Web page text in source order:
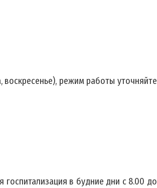
воскресенье), режим работы уточняйте
госпитализация в будние дни с 8.00 до